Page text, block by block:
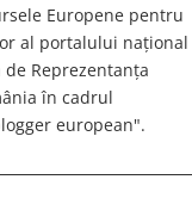
Europene pentru
al portalului național
Reprezentanța
în cadrul
european".